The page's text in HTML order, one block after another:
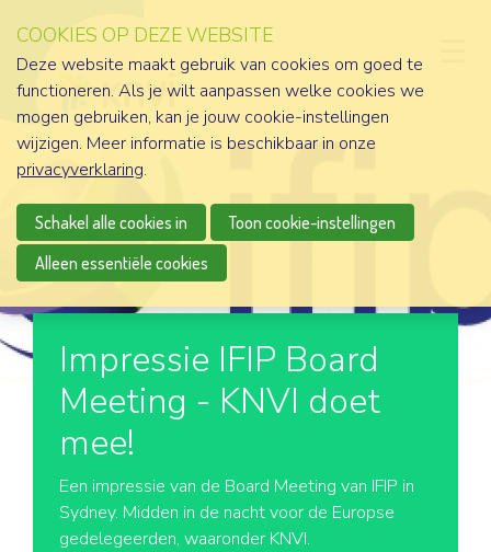
Impressie IFIP Board
Meeting - KNVI doet
mee!
Een impressie van de Board Meeting van IFIP in
Sydney. Midden in de nacht voor de Europse
gedelegeerden, waaronder KNVI.
COOKIES OP DEZE WEBSITE
Deze website maakt gebruik van cookies om goed te
functioneren. Als je wilt aanpassen welke cookies we
mogen gebruiken, kan je jouw cookie-instellingen
wijzigen. Meer informatie is beschikbaar in onze
privacyverklaring.
Schakel alle cookies in
Toon cookie-instellingen
Alleen essentiële cookies